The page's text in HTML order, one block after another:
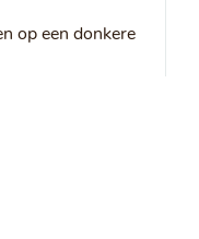
op een donkere